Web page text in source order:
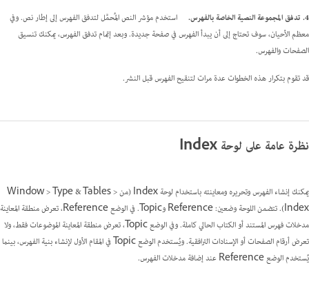
4. تدفق المجموعة النصية الخاصة بالفهرس.
استخدم مؤشر النص المُحمَّل لتدفق الفهرس إلى إطار نص. وفي
معظم الأحيان، سوف تحتاج إلى أن يبدأ الفهرس في صفحة جديدة. وبعد إتمام تدفق الفهرس، يمكنك تنسيق
الصفحات والفهرس.
قد تقوم بتكرار هذه الخطوات عدة مرات لتنقيح الفهرس قبل النشر.
نظرة عامة على لوحة Index
يمكنك إنشاء الفهرس وتحريره ومعاينته باستخدام لوحة Index (من Window > Type & Tables >
Index). تتضمن اللوحة وضعين: Reference وTopic. في الوضع Reference، تعرض منطقة المعاينة
مدخلات فهرس المستند أو الكتاب الحالي كاملة. وفي الوضع Topic، تعرض منطقة المعاينة الموضوعات فقط، ولا
تعرض أرقام الصفحات أو الإسنادات الترافقية. ويُستخدم الوضع Topic في المقام الأول لإنشاء بنية الفهرس، بينما
يُستخدم الوضع Reference عند إضافة مدخلات الفهرس.